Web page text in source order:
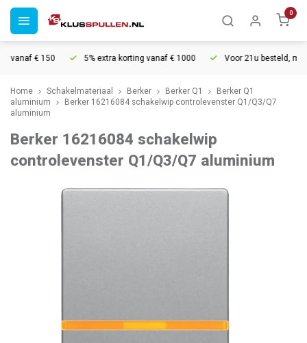
0
€ 150 5% extra korting vanaf € 1000 Voor 21u besteld,
Home Schakelmateriaal Berker Berker Q1
Berker Q1
aluminium
Berker 16216084 schakelwip controlevenster Q1/Q3/Q7
aluminium
Berker 16216084 schakelwip
controlevenster Q1/Q3/Q7 aluminium